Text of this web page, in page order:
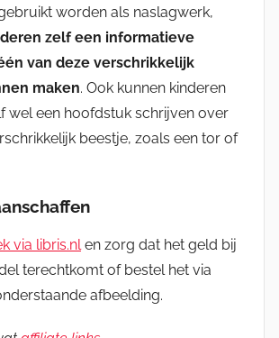
worden als naslagwerk,
zelf een informatieve
van deze verschrikkelijk
maken. Ook kunnen kinderen
wel een hoofdstuk schrijven over
beestje, zoals een tor of
via libris.nl en zorg dat het geld bij
terechtkomt of bestel het via
afbeelding.